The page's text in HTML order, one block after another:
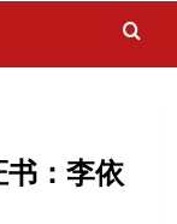
：李依